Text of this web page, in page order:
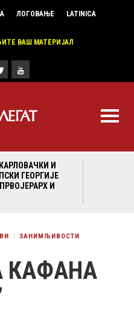
ЛОГОВАЊЕ LATINICA
ВАШ МАТЕРИЈАЛ
И
ГЕОРГИЈЕ
И
ЗАНИМЉИВОСТИ
КАФАНА